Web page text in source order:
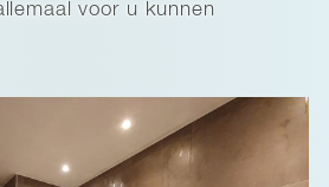
voor u kunnen